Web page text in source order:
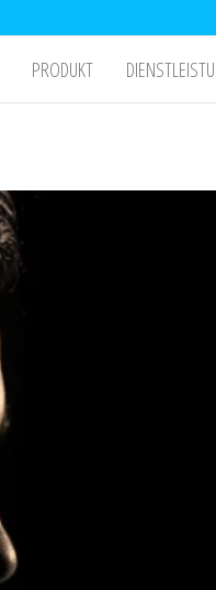
PRODUKT